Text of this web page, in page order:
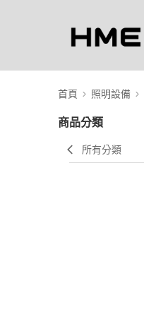
首頁 照明設備
商品分類
所有分類